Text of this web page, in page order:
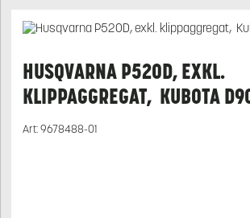
HUSQVARNA P520D, EXKL.
KLIPPAGGREGAT, KUBOTA
Art:9678488-01